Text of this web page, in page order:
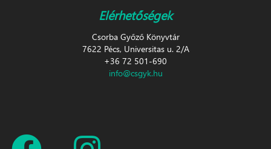
Elérhetőségek
Csorba Győző Könyvtár
7622 Pécs, Universitas u. 2/A
+36 72 501-690
info@csgyk.hu